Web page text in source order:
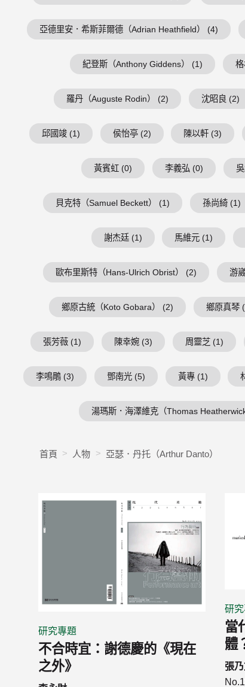
亞德里安．希斯菲爾德（Adrian Heathfield） (4)
紀登斯（Anthony Giddens） (1)
羅丹（Auguste Rodin） (2) 沈昭良 (2)
邱國竣 (1) 侯怡亭 (2) 陳以軒 (3)
黃賓虹 (0) 李義弘 (0)
貝克特（Samuel Beckett） (1) 孫尚綺 (1)
謝杰廷 (1) 馬維元 (1)
歐布里斯特（Hans-Ulrich Obrist） (2) 游
鄉原古統（Koto Gobara） (2) 鄉原真琴
張芳薇 (1) 陳幸婉 (3) 周靈芝 (1)
李鳴鵰 (3) 鄧南光 (5) 黃專 (1)
湯瑪斯．海澤維克（Thomas
首頁 人物 亞瑟．丹托（Arthur Danto）
研究專題
不合時宜：謝德慶的《現在
之外》
研
當
體
張